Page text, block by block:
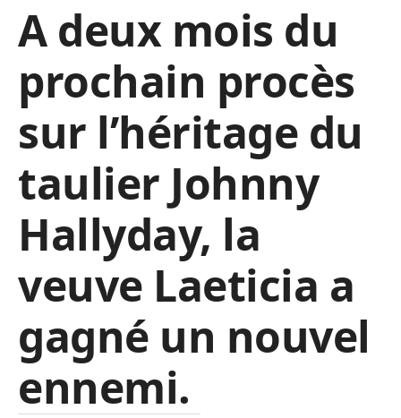
A deux mois du
prochain procès
sur l’héritage du
taulier Johnny
Hallyday, la
veuve Laeticia a
gagné un nouvel
ennemi.